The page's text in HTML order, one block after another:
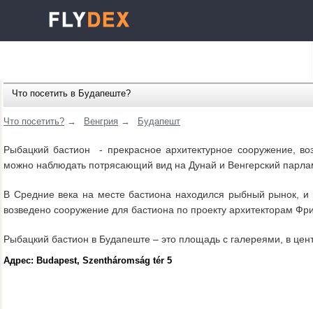
Что посетить в Будапеште?
Что посетить? → Венгрия → Будапешт
Рыбацкий бастион - прекрасное архитектурное сооружение,
можно наблюдать потрясающий вид на Дунай и Венгерский
В Средние века на месте бастиона находился рыбный рынок,
возведено сооружение для бастиона по проекту архитекторам
Рыбацкий бастион в Будапеште – это площадь с галереями, в
Адрес: Budapest, Szentháromság tér 5